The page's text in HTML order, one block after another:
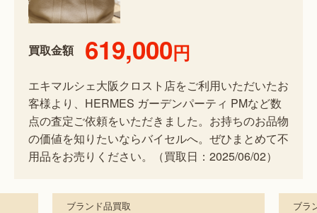
買取金額 619,000円
エキマルシェ大阪クロスト店をご利用いただいたお
客様より、HERMES ガーデンパーティ PMなど数
点の査定ご依頼をいただきました。お持ちのお品物
の価値を知りたいならバイセルへ。ぜひまとめて不
用品をお売りください。（買取日：2025/06/02）
ブランド品買取 ブ